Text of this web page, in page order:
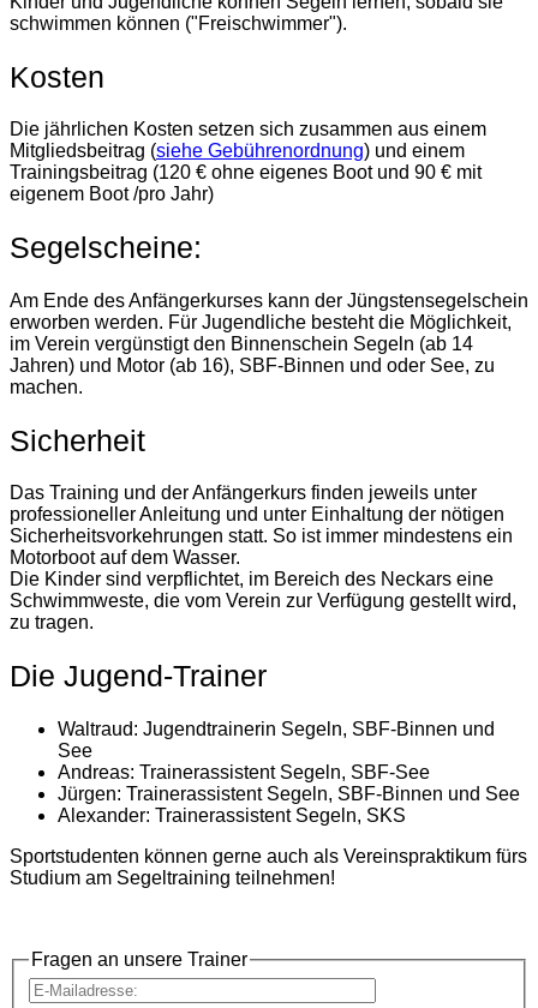
schwimmen können ("Freischwimmer").
Kosten
Die jährlichen Kosten setzen sich zusammen aus einem
Mitgliedsbeitrag (siehe Gebührenordnung) und einem
Trainingsbeitrag (120 € ohne eigenes Boot und 90 € mit
eigenem Boot /pro Jahr)
Segelscheine:
Am Ende des Anfängerkurses kann der Jüngstensegelschein
erworben werden. Für Jugendliche besteht die Möglichkeit,
im Verein vergünstigt den Binnenschein Segeln (ab 14
Jahren) und Motor (ab 16), SBF-Binnen und oder See, zu
machen.
Sicherheit
Das Training und der Anfängerkurs finden jeweils unter
professioneller Anleitung und unter Einhaltung der nötigen
Sicherheitsvorkehrungen statt. So ist immer mindestens ein
Motorboot auf dem Wasser.
Die Kinder sind verpflichtet, im Bereich des Neckars eine
Schwimmweste, die vom Verein zur Verfügung gestellt wird,
zu tragen.
Die Jugend-Trainer
Waltraud: Jugendtrainerin Segeln, SBF-Binnen und
See
Andreas: Trainerassistent Segeln, SBF-See
Jürgen: Trainerassistent Segeln, SBF-Binnen und See
Alexander: Trainerassistent Segeln, SKS
Sportstudenten können gerne auch als Vereinspraktikum fürs
Studium am Segeltraining teilnehmen!
Fragen an unsere Trainer
E-Mailadresse: